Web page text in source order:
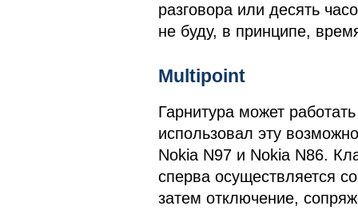
разговора или десять
не буду, в принципе,
Multipoint
Гарнитура может
использовал эту
Nokia N97 и Nokia N86.
сперва осуществляется
затем отключение,